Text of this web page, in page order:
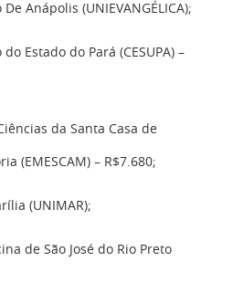
Anápolis (UNIEVANGÉLICA);
Estado do Pará (CESUPA) –
da Santa Casa de
(EMESCAM) – R$7.680;
(UNIMAR);
de São José do Rio Preto